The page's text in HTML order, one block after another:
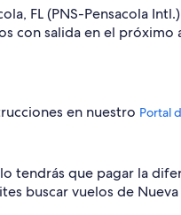
FL (PNS-Pensacola
con salida en el próximo
en nuestro Portal
tendrás que pagar la
buscar vuelos de Nueva